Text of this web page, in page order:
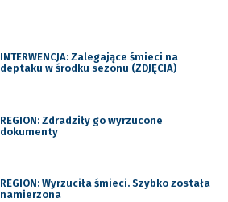
INTERWENCJA: Zalegające śmieci na
deptaku w środku sezonu (ZDJĘCIA)
REGION: Zdradziły go wyrzucone
dokumenty
REGION: Wyrzuciła śmieci. Szybko została
namierzona